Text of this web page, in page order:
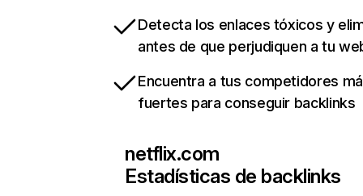
Detecta los enlaces tóxicos y
antes de que perjudiquen a tu
Encuentra a tus competidores
fuertes para conseguir backlinks
netflix.com
Estadísticas de backlinks